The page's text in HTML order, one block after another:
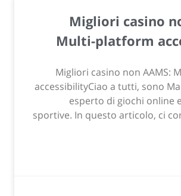
Migliori casino
Multi-platform
Migliori casino non AAMS:
accessibilityCiao a tutti, sono
esperto di giochi online
sportive. In questo articolo, ci